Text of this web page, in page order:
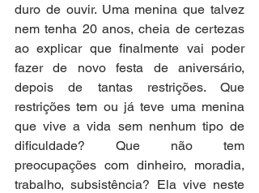
duro de ouvir. Uma menina que talvez
nem tenha 20 anos, cheia de certezas
ao explicar que finalmente vai poder
fazer de novo festa de aniversário,
depois de tantas restrições. Que
restrições tem ou já teve uma menina
que vive a vida sem nenhum tipo de
dificuldade? Que não tem
preocupações com dinheiro, moradia,
trabalho, subsistência? Ela vive neste